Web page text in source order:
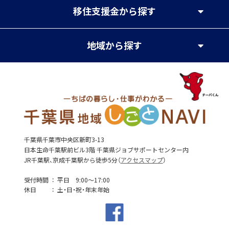
移住支援金から探す
地域から探す
千葉県千葉市中央区新町3-13
日本生命千葉駅前ビル3階 千葉県ジョブサポートセンター内
JR千葉駅、京成千葉駅から徒歩5分（アクセスマップ）
受付時間
平日 9:00～17:00
休日
土・日・祝・年末年始